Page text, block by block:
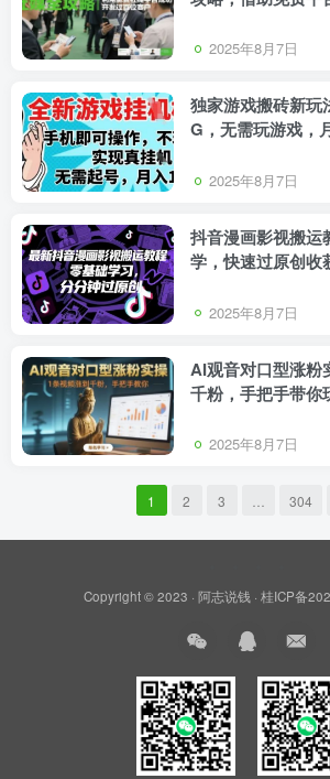
2025年8月7日
独家游戏搬砖新玩
G，无需玩游戏，
2025年8月7日
抖音漫画影视搬运
学，快速过原创收
2025年8月7日
AI观音对口型涨粉
千粉，手把手带你
2025年8月7日
1 2 3 304
Copyright © 2023 · 阿志说钱· 桂ICP备